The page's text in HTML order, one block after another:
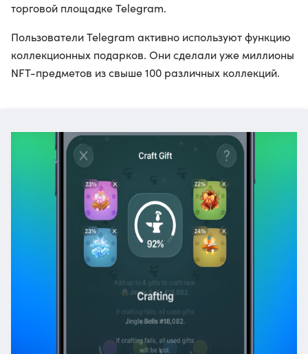
торговой площадке Telegram.
Пользователи Telegram активно используют функцию
коллекционных подарков. Они сделали уже миллионы
NFT-предметов из свыше 100 различных коллекций.